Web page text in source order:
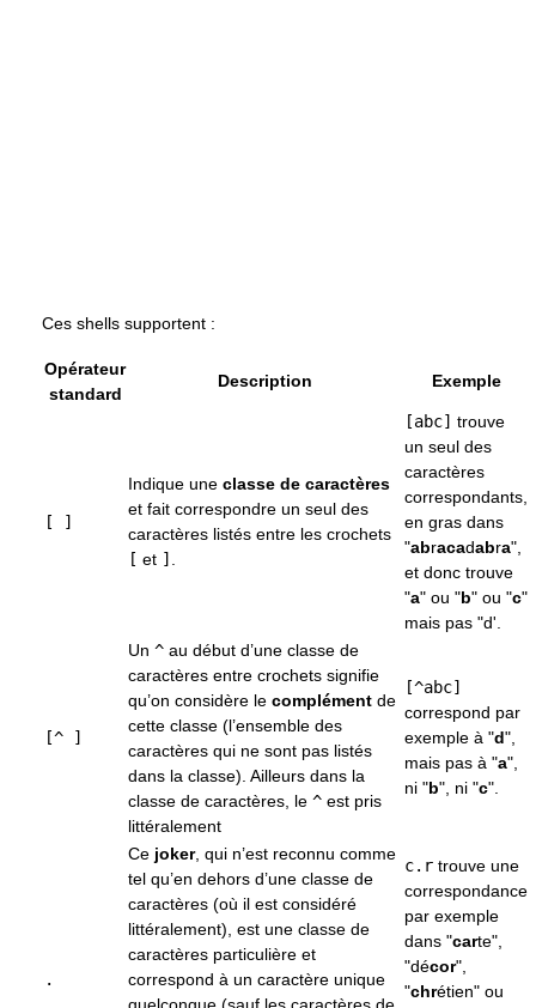
Ces shells supportent :
Opérateur
standard
Description Exemple
[ ]
Indique une classe de caractères
et fait correspondre un seul des
caractères listés entre les crochets
[ et ] .
[abc] trouve
un seul des
caractères
correspondants,
en gras dans
"abracadabra",
et donc trouve
"a" ou "b" ou "c"
mais pas "d'.
[^ ]
Un ^ au début d’une classe de
caractères entre crochets signifie
qu’on considère le complément de
cette classe (l’ensemble des
caractères qui ne sont pas listés
dans la classe). Ailleurs dans la
classe de caractères, le ^ est pris
littéralement
[^abc]
correspond par
exemple à "d",
mais pas à "a",
ni "b", ni "c".
.
Ce joker, qui n’est reconnu comme
tel qu’en dehors d’une classe de
caractères (où il est considéré
littéralement), est une classe de
caractères particulière et
correspond à un caractère unique
c.r trouve une
correspondance
par exemple
dans "carte",
"décor",
"chrétien" ou